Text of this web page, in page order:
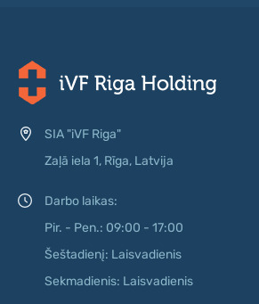
SIA "iVF Riga"
Zaļā iela 1, Rīga, Latvija
Darbo laikas:
Pir. - Pen.: 09:00 - 17:00
Šeštadienį: Laisvadienis
Sekmadienis: Laisvadienis